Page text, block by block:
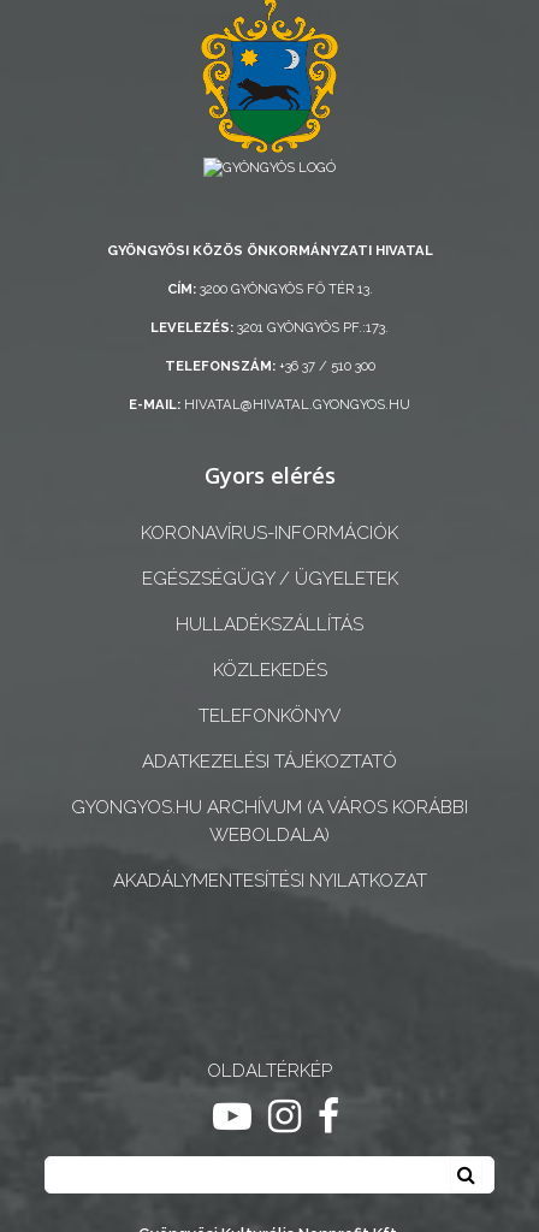
KÖRNYEZETVÉDELEM
TELEPÜLÉSRENDEZÉS
BEJELENTŐ
TESTÜLET
GYÖNGYÖSI KÖZÖS ÖNKORMÁNYZATI HIVATAL
CÍM:3200 GYÖNGYÖS FŐ TÉR 13.
LEVELEZÉS: 3201 GYÖNGYÖS PF.:173.
TELEFONSZÁM:+36 37 / 510 300
E-MAIL: HIVATAL@HIVATAL.GYONGYOS.HU
Gyors elérés
KORONAVÍRUS-INFORMÁCIÓK
EGÉSZSÉGÜGY / ÜGYELETEK
HULLADÉKSZÁLLÍTÁS
KÖZLEKEDÉS
TELEFONKÖNYV
ADATKEZELÉSI TÁJÉKOZTATÓ
GYONGYOS.HU ARCHÍVUM (A VÁROS KORÁBBI
WEBOLDALA)
AKADÁLYMENTESÍTÉSI NYILATKOZAT
OLDALTÉRKÉP
ugrás youtube csatornára
ugrás instagram
ugrás facebook-
Keresés